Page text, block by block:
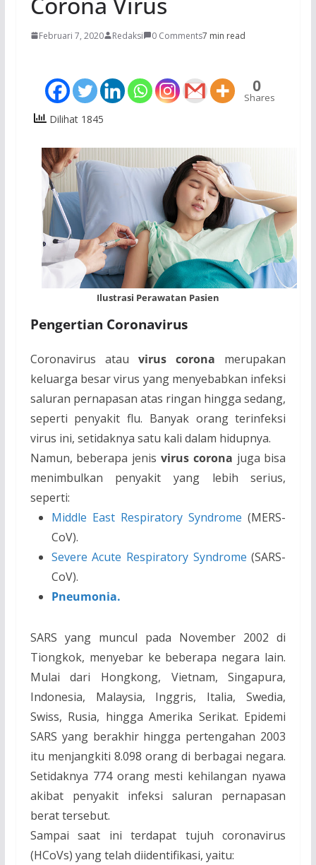
Februari 7, 2020 Redaksi 0 Comments7 min read
0
Shares
Dilihat 1845
Ilustrasi Perawatan Pasien
Pengertian Coronavirus
Coronavirus atau virus corona merupakan
keluarga besar virus yang menyebabkan infeksi
saluran pernapasan atas ringan hingga sedang,
seperti penyakit flu. Banyak orang terinfeksi
virus ini, setidaknya satu kali dalam hidupnya.
Namun, beberapa jenis virus corona juga bisa
menimbulkan penyakit yang lebih serius,
seperti:
Middle East Respiratory Syndrome (MERS-
CoV).
Severe Acute Respiratory Syndrome (SARS-
CoV).
Pneumonia.
SARS yang muncul pada November 2002 di
Tiongkok, menyebar ke beberapa negara lain.
Mulai dari Hongkong, Vietnam, Singapura,
Indonesia, Malaysia, Inggris, Italia, Swedia,
Swiss, Rusia, hingga Amerika Serikat. Epidemi
SARS yang berakhir hingga pertengahan 2003
itu menjangkiti 8.098 orang di berbagai negara.
Setidaknya 774 orang mesti kehilangan nyawa
akibat penyakit infeksi saluran pernapasan
berat tersebut.
Sampai saat ini terdapat tujuh coronavirus
(HCoVs) yang telah diidentifikasi, yaitu: